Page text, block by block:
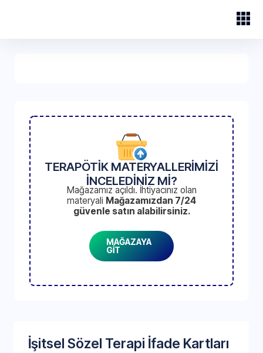
TERAPÖTİK MATERYALLERİMİZİ
İNCELEDİNİZ Mİ?
Mağazamız açıldı. İhtiyacınız olan
materyali Mağazamızdan 7/24
güvenle satın alabilirsiniz.
MAĞAZAYA
GİT
İşitsel Sözel Terapi İfade Kartları